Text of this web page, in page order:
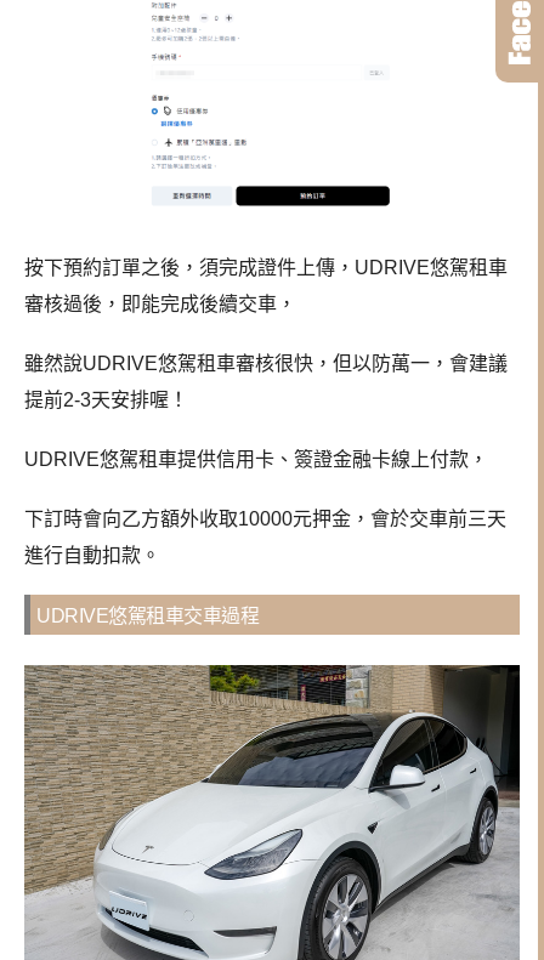
按下預約訂單之後，須完成證件上傳，UDRIVE悠駕租車
審核過後，即能完成後續交車，
雖然說UDRIVE悠駕租車審核很快，但以防萬一，會建議
提前2-3天安排喔！
UDRIVE悠駕租車提供信用卡、簽證金融卡線上付款，
下訂時會向乙方額外收取10000元押金，會於交車前三天
進行自動扣款。
UDRIVE悠駕租車交車過程